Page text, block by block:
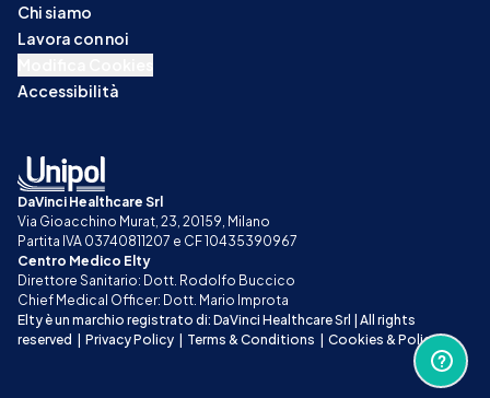
Chi siamo
Lavora con noi
Accessibilità
DaVinci Healthcare Srl
Via Gioacchino Murat, 23, 20159, Milano
Partita IVA 03740811207 e CF 10435390967
Centro Medico Elty
Direttore Sanitario: Dott. Rodolfo Buccico
Chief Medical Officer: Dott. Mario Improta
Elty è un marchio registrato di: DaVinci Healthcare Srl | All rights
reserved | Privacy Policy | Terms & Conditions | Cookies & Policy